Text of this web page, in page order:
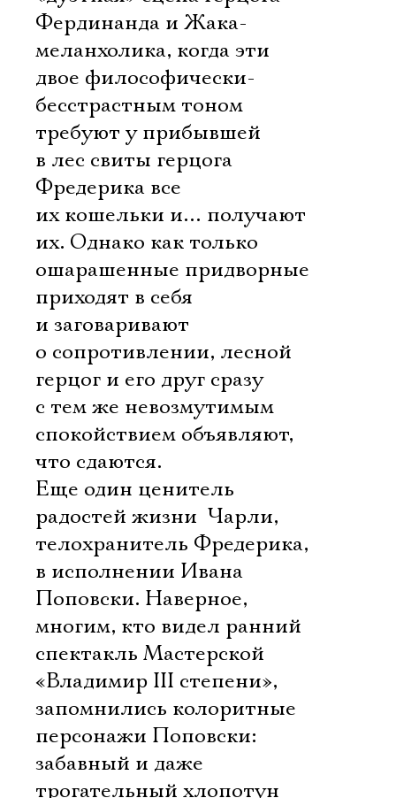
Фердинанда и Жака-
меланхолика, когда эти
двое философически-
бесстрастным тоном
требуют у прибывшей
в лес свиты герцога
Фредерика все
их кошельки и… получают
их. Однако как только
ошарашенные придворные
приходят в себя
и заговаривают
о сопротивлении, лесной
герцог и его друг сразу
с тем же невозмутимым
спокойствием объявляют,
что сдаются.
Еще один ценитель
радостей жизни  Чарли,
телохранитель Фредерика,
в исполнении Ивана
Поповски. Наверное,
многим, кто видел ранний
спектакль Мастерской
«Владимир III степени»,
запомнились колоритные
персонажи Поповски:
забавный и даже
трогательный хлопотун